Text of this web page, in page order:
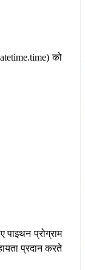
को
प्रोग्राम
प्रदान करते